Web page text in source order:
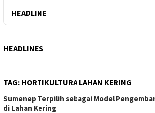
HEADLINE
HEADLINES
TAG: HORTIKULTURA LAHAN KERING
Sumenep Terpilih sebagai Model
di Lahan Kering